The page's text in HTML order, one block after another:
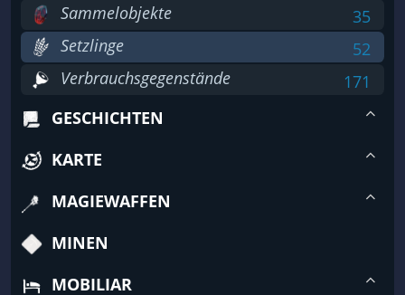
Sammelobjekte
35
Setzlinge
52
Verbrauchsgegenstände
171
GESCHICHTEN
KARTE
MAGIEWAFFEN
MINEN
MOBILIAR